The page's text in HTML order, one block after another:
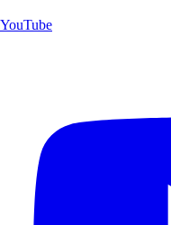
YouTube